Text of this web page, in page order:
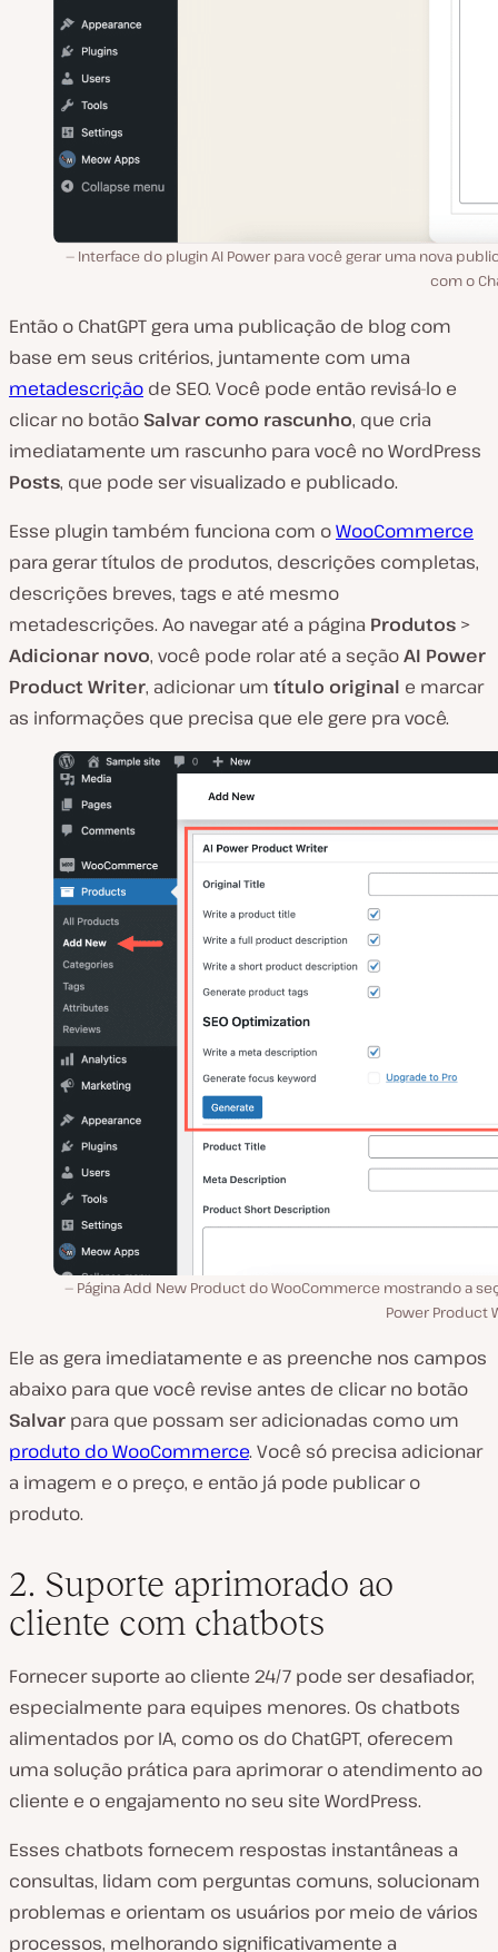
Interface do plugin AI Power para você gerar uma nova
com o
Então o ChatGPT gera uma publicação de blog com
base em seus critérios, juntamente com uma
metadescrição de SEO. Você pode então revisá-lo e
clicar no botão Salvar como rascunho, que cria
imediatamente um rascunho para você no WordPress
Posts, que pode ser visualizado e publicado.
Esse plugin também funciona com oWooCommerce
para gerar títulos de produtos, descrições completas,
descrições breves, tags e até mesmo
metadescrições. Ao navegar até a página Produtos >
Adicionar novo, você pode rolar até a seçãoAI Power
Product Writer, adicionar um título original e marcar
as informações que precisa que ele gere pra você.
Página Add New Product do WooCommerce mostrando a
Power Product
Ele as gera imediatamente e as preenche nos campos
abaixo para que você revise antes de clicar no botão
Salvar para que possam ser adicionadas como um
produto do WooCommerce. Você só precisa adicionar
a imagem e o preço, e então já pode publicar o
produto.
2. Suporte aprimorado ao
cliente com chatbots
Fornecer suporte ao cliente 24/7 pode ser desafiador,
especialmente para equipes menores. Os chatbots
alimentados por IA, como os do ChatGPT, oferecem
uma solução prática para aprimorar o atendimento ao
cliente e o engajamento no seu site WordPress.
Esses chatbots fornecem respostas instantâneas a
consultas, lidam com perguntas comuns, solucionam
problemas e orientam os usuários por meio de vários
processos, melhorando significativamente a